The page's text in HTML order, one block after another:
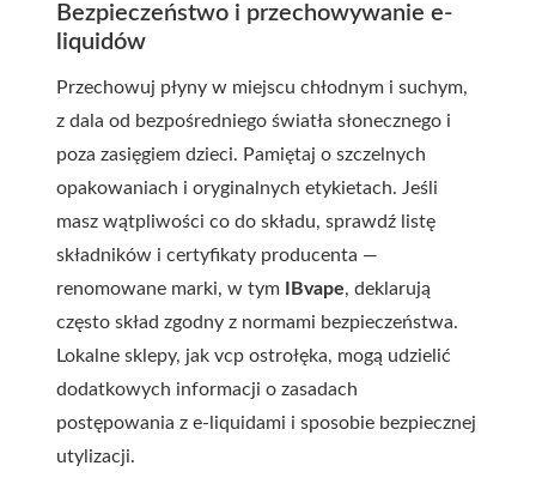
Bezpieczeństwo i przechowywanie e-
liquidów
Przechowuj płyny w miejscu chłodnym i suchym,
z dala od bezpośredniego światła słonecznego i
poza zasięgiem dzieci. Pamiętaj o szczelnych
opakowaniach i oryginalnych etykietach. Jeśli
masz wątpliwości co do składu, sprawdź listę
składników i certyfikaty producenta —
renomowane marki, w tym
IBvape, deklarują
często skład zgodny z normami bezpieczeństwa.
Lokalne sklepy, jak vcp ostrołęka, mogą udzielić
dodatkowych informacji o zasadach
postępowania z e-liquidami i sposobie bezpiecznej
utylizacji.